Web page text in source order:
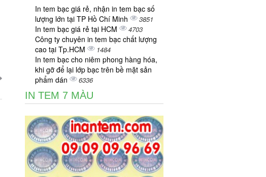
In tem bạc giá rẻ, nhận in tem bạc số
lượng lớn tại TP Hồ Chí Minh
3851
In tem bạc giá rẻ tại HCM 4703
Công ty chuyên in tem bạc chất lượng
cao tại Tp.HCM
1484
In tem bạc cho niêm phong hàng hóa,
khi gỡ để lại lớp bạc trên bề mặt sản
phẩm dán
6336
IN TEM 7 MÀU